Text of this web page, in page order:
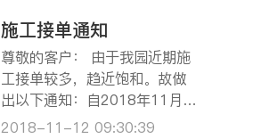
敬请谅解。 本墓园清明期间预
约祭扫日期为2020年3月28日
至4月12日，将于3月26日开通
微信预约祭扫服务，关注“上海
松鹤…
施工接单通知
尊敬的客户： 由于我园近期施
工接单较多，趋近饱和。故做
出以下通知：自2018年11月1
9日起在我园业务厅办理业务接
2018-11-12 09:30:39